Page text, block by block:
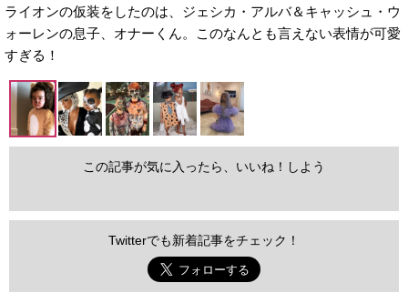
ライオンの仮装をしたのは、ジェシカ・アルバ＆キャッシュ・ウ
ォーレンの息子、オナーくん。このなんとも言えない表情が可愛
すぎる！
この記事が気に入ったら、いいね！しよう
Twitterでも新着記事をチェック！